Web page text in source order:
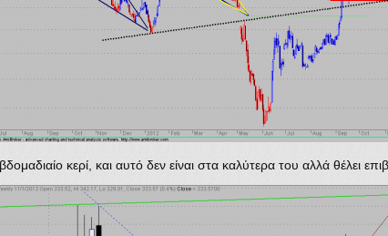
κερί, και αυτό δεν είναι στα καλύτερα του αλλά θέλει